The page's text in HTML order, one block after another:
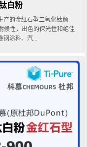
白粉
产的金红石型二氧化钛颜
候性，出色的保光性和绝佳
涂料、汽...